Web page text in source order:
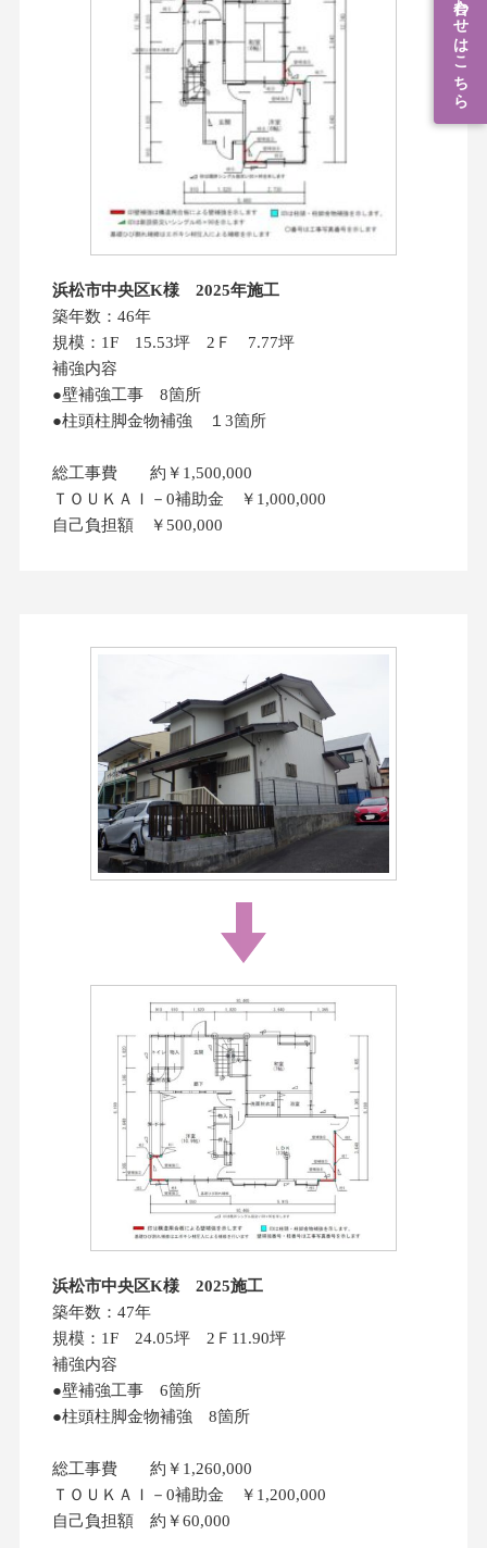
浜松市中央区K様 2025年施工
築年数：46年
規模：1F 15.53坪 2Ｆ 7.77坪
補強内容
●壁補強工事 8箇所
●柱頭柱脚金物補強 １3箇所
総工事費 約￥1,500,000
ＴＯＵＫＡＩ－0補助金 ￥1,000,000
自己負担額 ￥500,000
浜松市中央区K様 2025施工
築年数：47年
規模：1F 24.05坪 2Ｆ11.90坪
補強内容
●壁補強工事 6箇所
●柱頭柱脚金物補強 8箇所
総工事費 約￥1,260,000
ＴＯＵＫＡＩ－0補助金 ￥1,200,000
自己負担額 約￥60,000